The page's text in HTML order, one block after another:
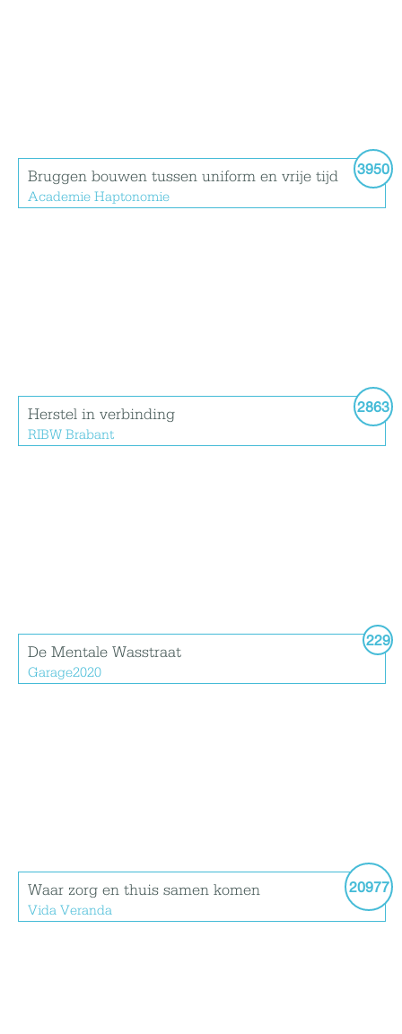
3950
Bruggen bouwen tussen uniform en vrije tijd
Academie Haptonomie
2863
Herstel in verbinding
RIBW Brabant
229
De Mentale Wasstraat
Garage2020
20977
Waar zorg en thuis samen komen
Vida Veranda